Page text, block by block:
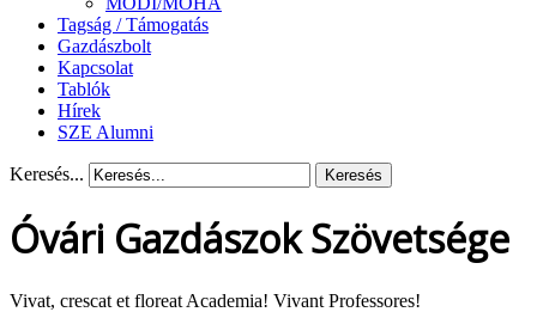
Tagság / Támogatás
Gazdászbolt
Kapcsolat
Tablók
Hírek
SZE Alumni
Keresés... Keresés
Óvári Gazdászok Szövetsége
Vivat, crescat et floreat Academia! Vivant Professores!